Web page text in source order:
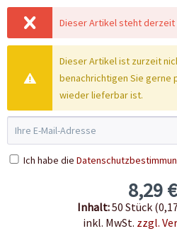
Dieser Artikel steht derzeit
Dieser Artikel ist zurzeit
benachrichtigen Sie gerne
wieder lieferbar ist.
Ich habe die
8,29
Inhalt:50 Stück
inkl. MwSt. zzgl.